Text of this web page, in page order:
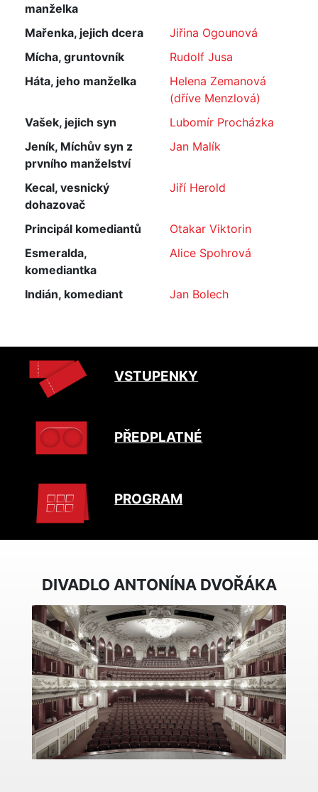
manželka
Mařenka, jejich dcera
Jiřina Ogounová
Mícha, gruntovník
Rudolf Jusa
Háta, jeho manželka
Helena Zemanová
(dříve Menzlová)
Vašek, jejich syn
Lubomír Procházka
Jeník, Míchův syn z
prvního manželství
Jan Malík
Kecal, vesnický
dohazovač
Jiří Herold
Principál komediantů
Otakar Viktorin
Esmeralda,
komediantka
Alice Spohrová
Indián, komediant Jan Bolech
VSTUPENKY
PŘEDPLATNÉ
PROGRAM
DIVADLO ANTONÍNA DVOŘÁKA